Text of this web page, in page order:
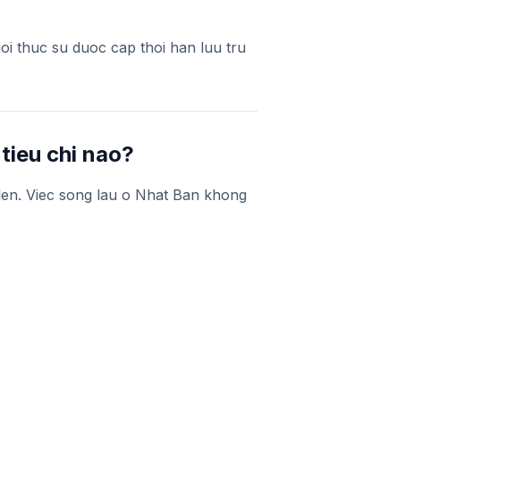
thuc su duoc cap thoi han luu tru
chi nao?
Viec song lau o Nhat Ban khong